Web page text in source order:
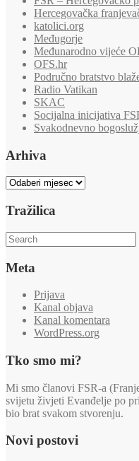
Hercegovačka
katolici.org
Međugorje
Međunarodno vijeće
OFS.hr
Područno bratstvo
Radio Vatikan
SKAC
Socijalna inicijativa
Svakodnevno
Arhiva
Arhiva
Tražilica
Meta
Prijava
Kanal objava
Kanal komentara
WordPress.org
Tko smo mi?
Mi smo članovi FSR-a
svijetu živjeti Evanđelje po
bio brat svakom stvorenju.
Novi postovi